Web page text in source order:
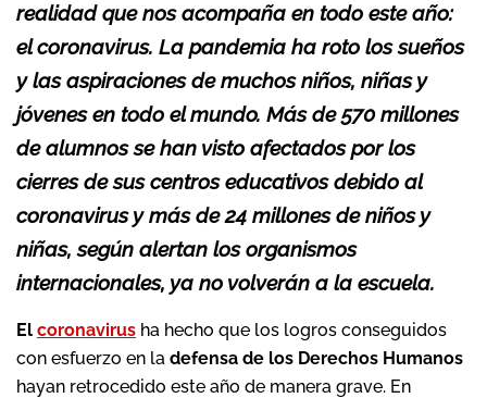
realidad que nos acompaña en todo este año:
el coronavirus. La pandemia ha roto los sueños
y las aspiraciones de muchos niños, niñas y
jóvenes en todo el mundo. Más de 570 millones
de alumnos se han visto afectados por los
cierres de sus centros educativos debido al
coronavirus y más de 24 millones de niños y
niñas, según alertan los organismos
internacionales, ya no volverán a la escuela.
El coronavirus ha hecho que los logros conseguidos
con esfuerzo en la defensa de los Derechos Humanos
hayan retrocedido este año de manera grave. En